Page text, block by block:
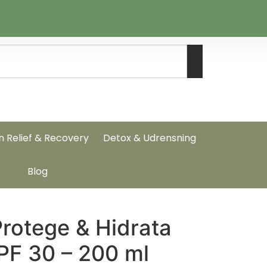
Relief & Recovery Detox & Udrensning
Blog
& Hidrata
30 – 200 ml